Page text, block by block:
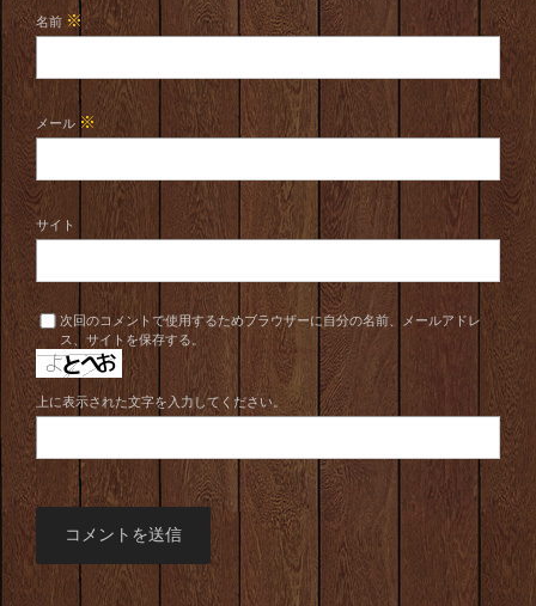
名前 ※
メール ※
サイト
次回のコメントで使用するためブラウザーに自分の名前、メールアドレ
ス、サイトを保存する。
上に表示された文字を入力してください。